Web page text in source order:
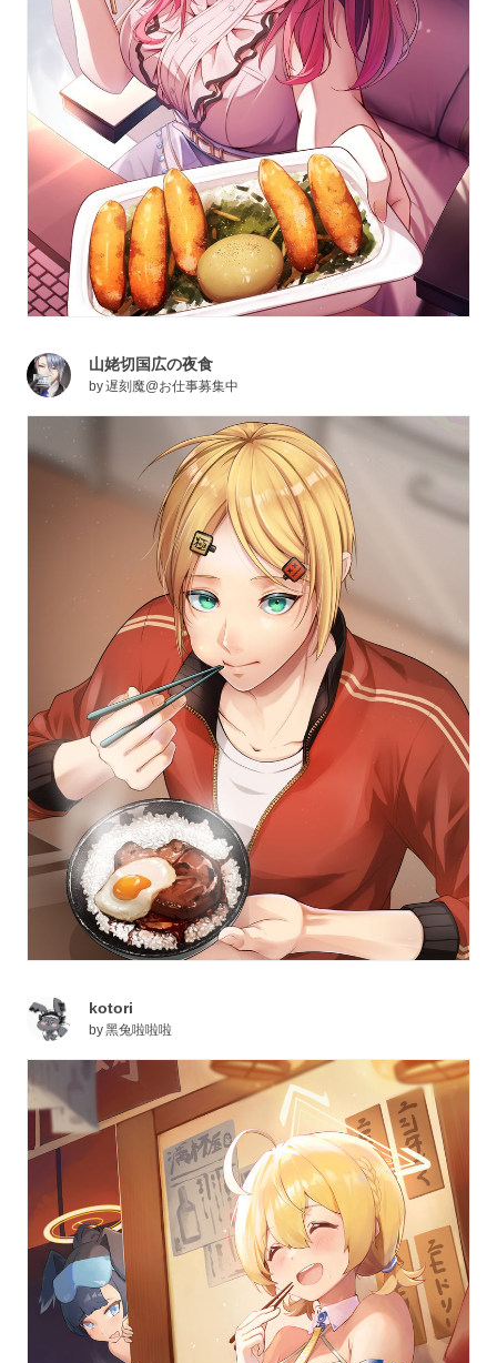
山姥切国広の夜食
by遅刻魔@お仕事募集中
kotori
by黑兔啦啦啦